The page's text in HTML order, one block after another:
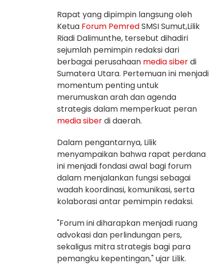
Rapat yang dipimpin langsung oleh
Ketua Forum PemredSMSI Sumut,Lilik
Riadi Dalimunthe, tersebut dihadiri
sejumlah pemimpin redaksi dari
berbagai perusahaan media siberdi
Sumatera Utara. Pertemuan ini menjadi
momentum penting untuk
merumuskan arah dan agenda
strategis dalam memperkuat peran
media siberdi daerah.
Dalam pengantarnya, Lilik
menyampaikan bahwa rapat perdana
ini menjadi fondasi awal bagi forum
dalam menjalankan fungsi sebagai
wadah koordinasi, komunikasi, serta
kolaborasi antar pemimpin redaksi.
"Forum ini diharapkan menjadi ruang
advokasi dan perlindungan pers,
sekaligus mitra strategis bagi para
pemangku kepentingan," ujar Lilik.